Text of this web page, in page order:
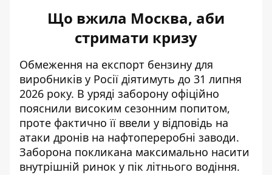
Що вжила Москва, аби
стримати кризу
Обмеження на експорт бензину для
виробників у Росії діятимуть до 31 липня
2026 року. В уряді заборону офіційно
пояснили високим сезонним попитом,
проте фактично її ввели у відповідь на
атаки дронів на нафтопереробні заводи.
Заборона покликана максимально насити
внутрішній ринок у пік літнього водіння.